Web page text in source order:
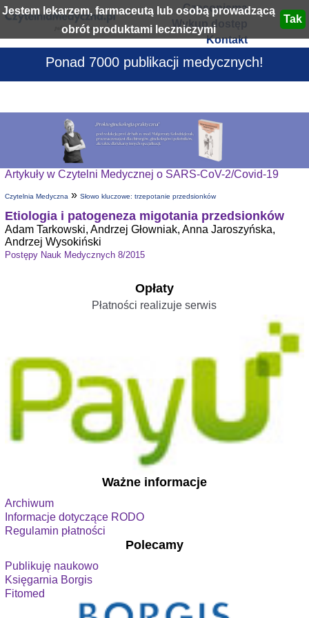
Jestem lekarzem, farmaceutą lub osobą prowadzącą
obrót produktami leczniczymi
Czasopisma
Wykup dostęp
Kontakt
Ponad 7000 publikacji medycznych!
Artykuły w Czytelni Medycznej o SARS-CoV-2/Covid-19
Czytelnia Medyczna» Słowo kluczowe: trzepotanie przedsionków
Etiologia i patogeneza migotania przedsionków
Adam Tarkowski, Andrzej Głowniak, Anna Jaroszyńska,
Andrzej Wysokiński
Postępy Nauk Medycznych 8/2015
Opłaty
Płatności realizuje serwis
Ważne informacje
Archiwum
Informacje dotyczące RODO
Regulamin płatności
Polecamy
Publikuję naukowo
Księgarnia Borgis
Fitomed